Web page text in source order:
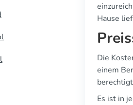
Hause
Die
einem
Es ist in